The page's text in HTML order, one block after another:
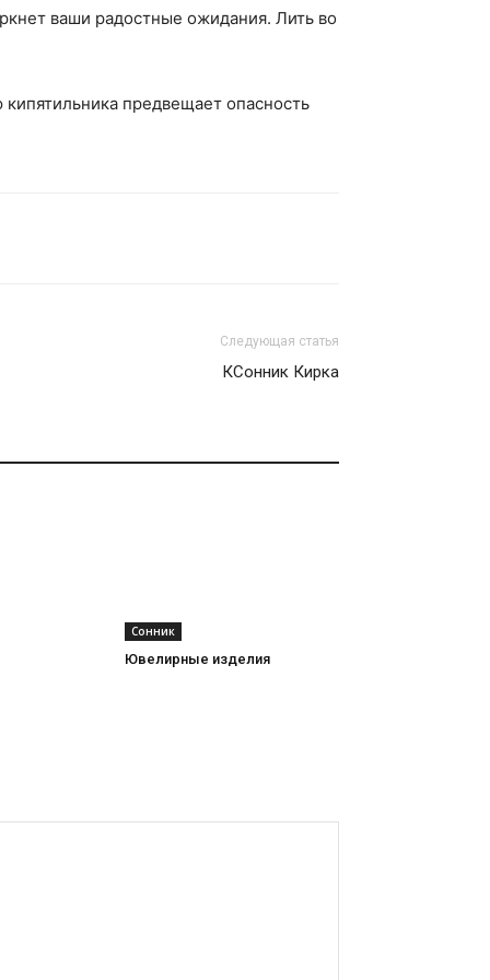
ваши радостные ожидания. Лить во
предвещает опасность
Следующая статья
КСонник Кирка
Сонник
Ювелирные изделия